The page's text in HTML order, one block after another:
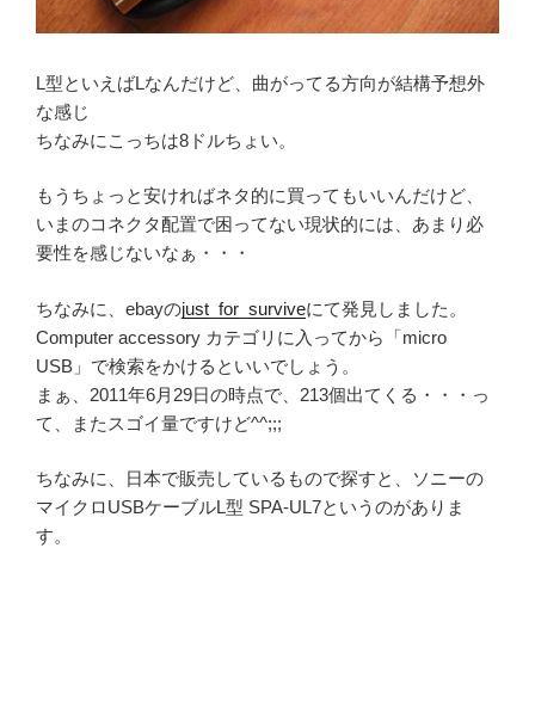
L型といえばLなんだけど、曲がってる方向が結構予想外
な感じ
ちなみにこっちは8ドルちょい。
もうちょっと安ければネタ的に買ってもいいんだけど、
いまのコネクタ配置で困ってない現状的には、あまり必
要性を感じないなぁ・・・
ちなみに、ebayのjust_for_surviveにて発見しました。
Computer accessory カテゴリに入ってから「micro
USB」で検索をかけるといいでしょう。
まぁ、2011年6月29日の時点で、213個出てくる・・・っ
て、またスゴイ量ですけど^^;;;
ちなみに、日本で販売しているもので探すと、ソニーの
マイクロUSBケーブルL型 SPA-UL7というのがありま
す。